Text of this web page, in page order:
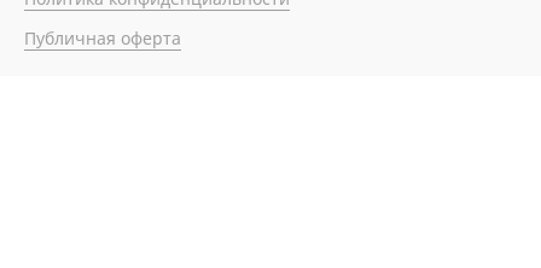
Публичная оферта